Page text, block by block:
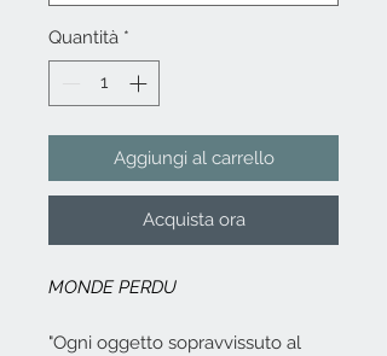
Quantità *
Aggiungi al carrello
Acquista ora
MONDE PERDU
"Ogni oggetto sopravvissuto al